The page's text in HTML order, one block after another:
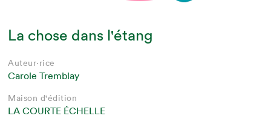
La chose dans l'étang
Auteur·rice
Carole Tremblay
Maison d'édition
LA COURTE ÉCHELLE